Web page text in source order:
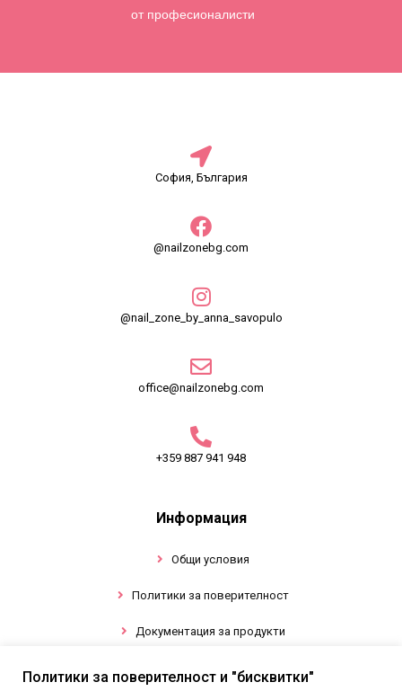
от професионалисти
София, България
@nailzonebg.com
@nail_zone_by_anna_savopulo
office@nailzonebg.com
+359 887 941 948
Информация
Общи условия
Политики за поверителност
Документация за продукти
Промоции
Политики за поверителност и "бисквитки"